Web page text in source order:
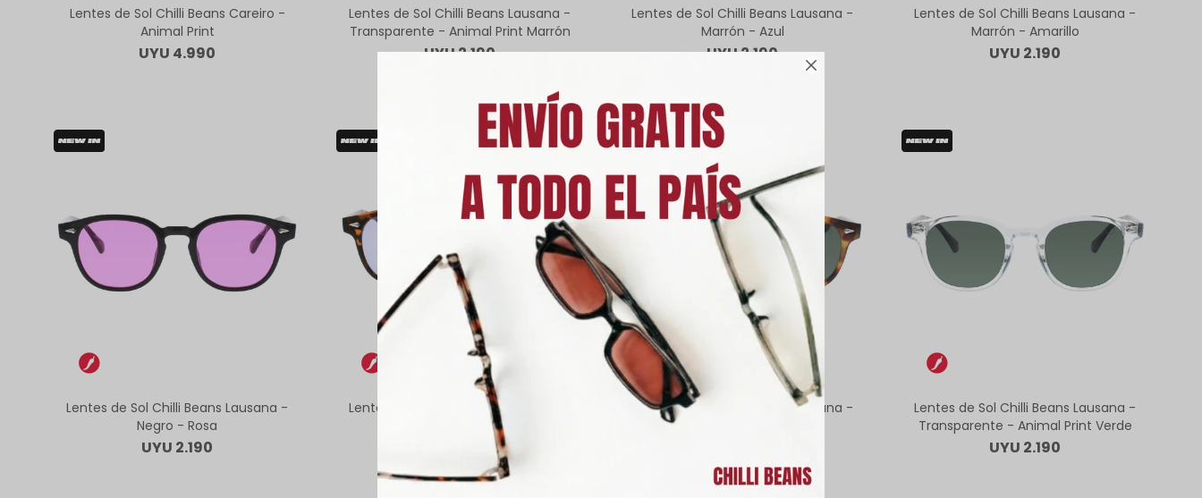

Lentes de Sol Chilli Beans Careiro -
Animal Print
UYU 4.990
Lentes de Sol Chilli Beans Lausana -
Transparente - Animal Print Marrón
UYU2.190
Lentes de Sol Chilli Beans Lausana -
Marrón - Azul
UYU2.190
Lentes de Sol Chilli Beans Lausana -
Marrón - Amarillo
UYU 2.190
Lentes de Sol Chilli Beans Lausana -
Negro - Rosa
UYU 2.190
Lentes de Sol Chilli Beans Lausana -
Animal Print - Violeta
2.190
Lentes de Sol Chilli Beans Lausana -
Lentes de Sol Chilli Beans Lausana -
Transparente - Animal Print Verde
UYU 2.190